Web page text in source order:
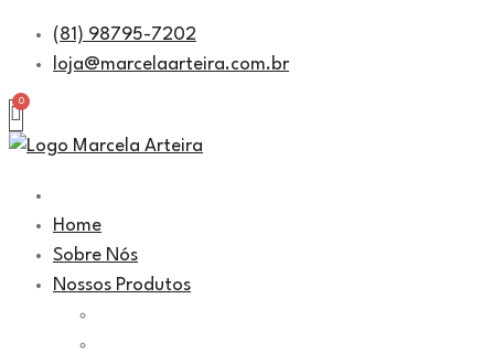
Pular
para
o
conteúdo
(81) 98795-7202
loja@marcelaarteira.com.br
Home
Sobre Nós
Nossos Produtos